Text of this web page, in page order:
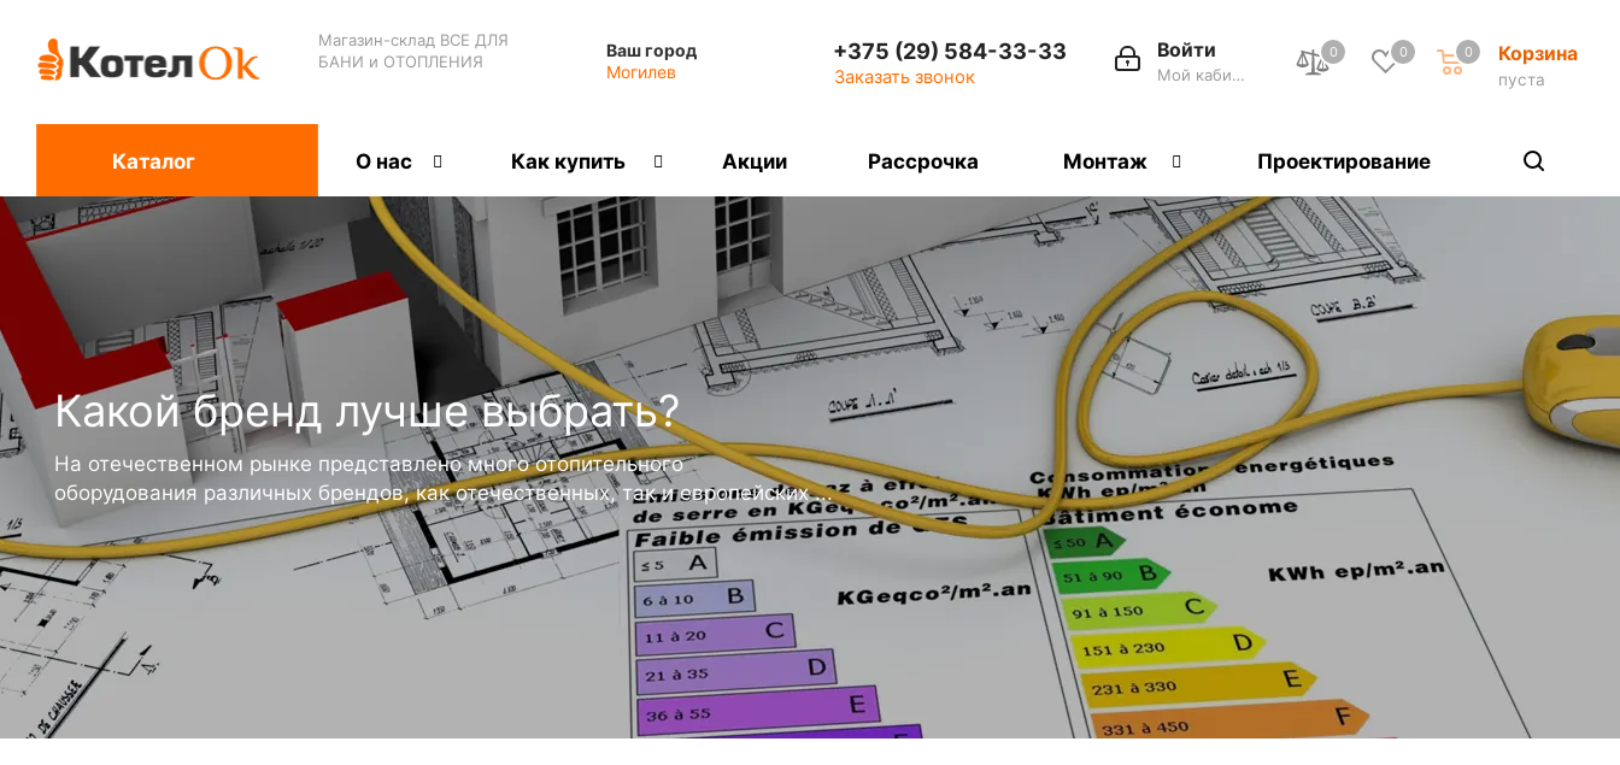
Магазин-склад ВСЕ ДЛЯ
БАНИ и ОТОПЛЕНИЯ
Ваш город
Могилев
0 0 Корзина
пуста
0
Войти
Мой кабинет
+375 (29) 584-33-33
Заказать звонок
Каталог О нас Как купить Акции Рассрочка Монтаж Проектирование
Какой бренд лучше выбрать?
На отечественном рынке представлено много отопительного
оборудования различных брендов, как отечественных, так и европейских ...